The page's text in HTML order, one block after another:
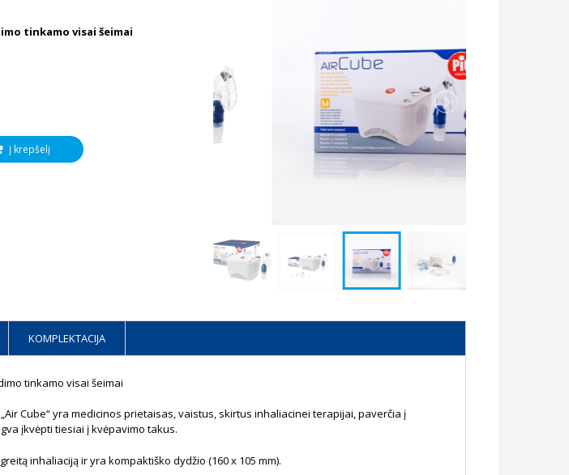
tinkamo visai šeimai
Į krepšelį
KOMPLEKTACIJA
tinkamo visai šeimai
Cube“ yra medicinos prietaisas, vaistus, skirtus inhaliacinei terapijai, paverčia į
įkvėpti tiesiai į kvėpavimo takus.
inhaliaciją ir yra kompaktiško dydžio (160 x 105 mm).